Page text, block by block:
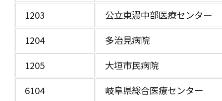
1203
公立東濃中部医療センター
1204
多治見病院
1205
大垣市民病院
6104
岐阜県総合医療センター